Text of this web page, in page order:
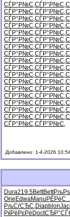
СЃР°Р№С‚СЃР°Р№С‚
СЃР°Р№С‚СЃР°Р№С‚
СЃР°Р№С‚СЃР°Р№С‚
СЃР°Р№С‚СЃР°Р№С‚
СЃР°Р№С‚СЃР°Р№С‚
СЃР°Р№С‚СЃР°Р№С‚
СЃР°Р№С‚СЃР°Р№С‚
СЃР°Р№С‚СЃР°Р№С‚
СЃР°Р№С‚СЃР°Р№С‚
СЃР°Р№С‚СЃР°Р№С‚
СЃР°Р№С‚СЃР°Р№С‚
СЃР°Р№С‚СЃР°Р№С‚
СЃР°Р№С‚СЃР°Р№С‚
СЃР°Р№С‚СЃР°Р№С‚
СЃР°Р№С‚СЃР°Р№С‚
СЃР°Р№С‚СЃР°Р№С‚
СЃР°Р№С‚СЃР°Р№С‚
СЃР°Р№С‚СЃР°Р№С‚
Добавлено: 1-4-2026
Dura219.5BettBett
Orie EdwaManu
РљСѓСЂС‚ Diapblon
РќРёРєРё Doct